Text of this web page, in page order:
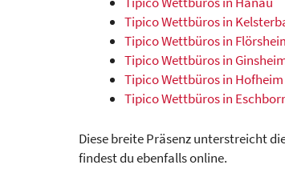
Tipico Wettbüros in
Tipico Wettbüros in
Tipico Wettbüros in
Tipico Wettbüros in
Tipico Wettbüros in
Diese breite Präsenz unterstreicht
findest du ebenfalls online.